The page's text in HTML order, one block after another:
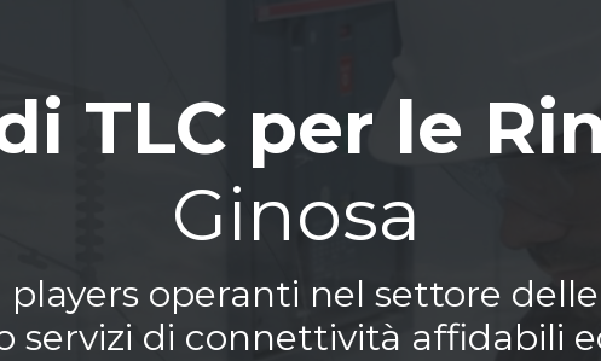
TLC per le
Ginosa
operanti nel settore
servizi di connettività affidabili